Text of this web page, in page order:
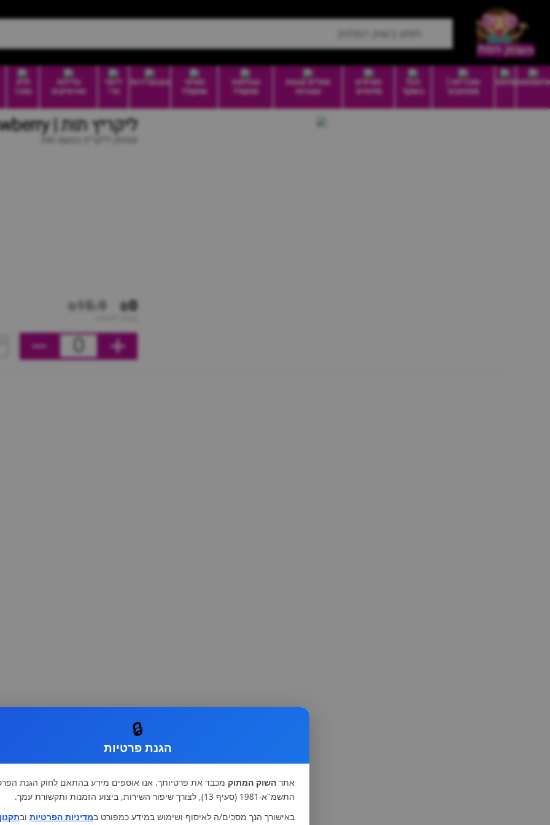
סיטונאותמזווה
סוכריות |
ממתקים
הכל
בשקל
חטיפים
מלוחים
וופלים עוגות
ועוגיות
טבלאות
שוקולד
חטיפי
שוקולד
בונבוניירות
דיוטי
פרי
גלידות
וארטיקים
ללא
סוכר
ליקריץ תות | twizzlers strawberry
ממתק ליקריץ בטעם תות
₪0
₪15.9
0
🔒
הגנת פרטיות
אתר השוק המתוק מכבד את פרטיותך. אנו אוספים מידע בהתאם לחוק הגנת
התשמ"א-1981 (סעיף 13), לצורך שיפור השירות, ביצוע הזמנות ותקשורת עמך.
באישורך הנך מסכים/ה לאיסוף ושימוש במידע כמפורט במדיניות הפרטיות ובתקנון